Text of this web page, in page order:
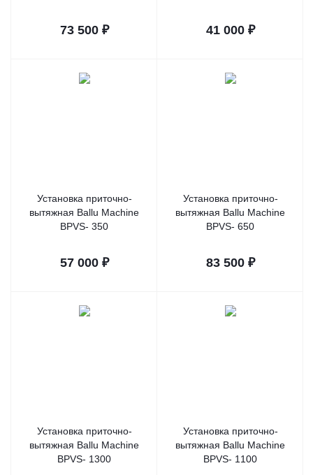
73 500₽ 41 000₽
Установка приточно-
вытяжная Вallu Мachine
BPVS- 350
57 000₽
Установка приточно-
вытяжная Вallu Мachine
BPVS- 650
83 500₽
Установка приточно-
вытяжная Вallu Мachine
BPVS- 1300
Установка приточно-
вытяжная Вallu Мachine
BPVS- 1100